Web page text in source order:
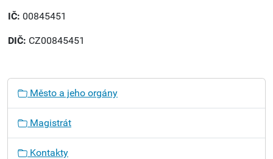
IČ: 00845451
DIČ: CZ00845451
Město a jeho orgány
Magistrát
Kontakty